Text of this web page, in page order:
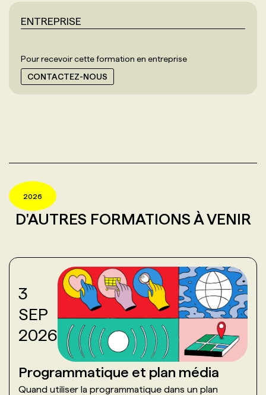
ENTREPRISE
Pour recevoir cette formation en entreprise
CONTACTEZ-NOUS
2026
D'AUTRES FORMATIONS À VENIR
3
SEP
2026
Programmatique et plan média
Quand utiliser la programmatique dans un plan